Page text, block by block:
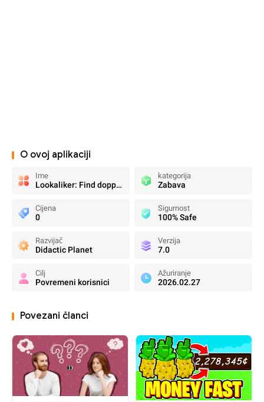
O ovoj aplikaciji
Ime
Lookaliker: Find doppelgangers
kategorija
Zabava
Cijena
0
Sigurnost
100% Safe
Razvijač
Didactic Planet
Verzija
7.0
Cilj
Povremeni korisnici
Ažuriranje
2026.02.27
Povezani članci